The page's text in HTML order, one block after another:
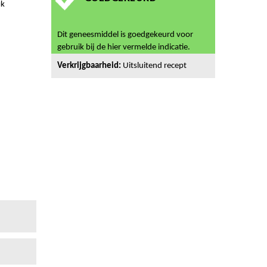
Dit geneesmiddel is goedgekeurd voor
gebruik bij de hier vermelde indicatie.
Verkrijgbaarheid: Uitsluitend recept